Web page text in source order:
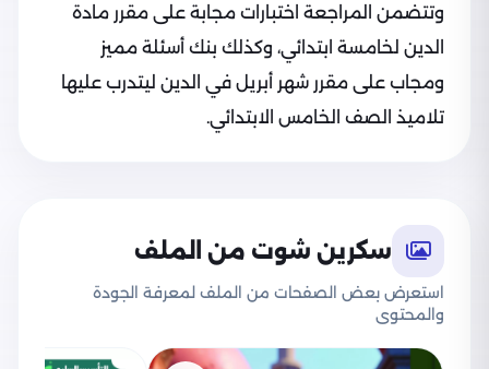
وتتضمن المراجعة اختبارات مجابة على مقرر مادة
الدين لخامسة ابتدائي، وكذلك بنك أسئلة مميز
ومجاب على مقرر شهر أبريل في الدين ليتدرب عليها
تلاميذ الصف الخامس الابتدائي.
سكرين شوت من الملف
استعرض بعض الصفحات من الملف لمعرفة الجودة
والمحتوى